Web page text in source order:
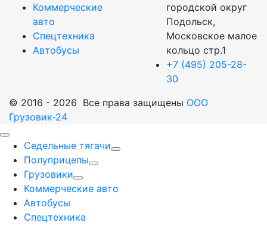
Коммерческие
авто
Спецтехника
Автобусы
городской округ
Подольск,
Московское малое
кольцо стр.1
+7 (495) 205-28-
30
© 2016 - 2026 Все права защищены ООО
Грузовик-24
Седельные тягачи
Полуприцепы
Грузовики
Коммерческие авто
Автобусы
Спецтехника